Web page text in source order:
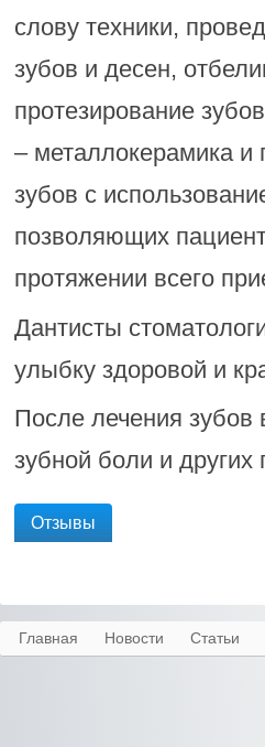
слову техники,
зубов и десен,
протезирование
– металлокерамика и
зубов с
позволяющих
протяжении всего
Дантисты
улыбку здоровой и
После лечения зубов
зубной боли и
Отзывы
Главная Новости Статьи